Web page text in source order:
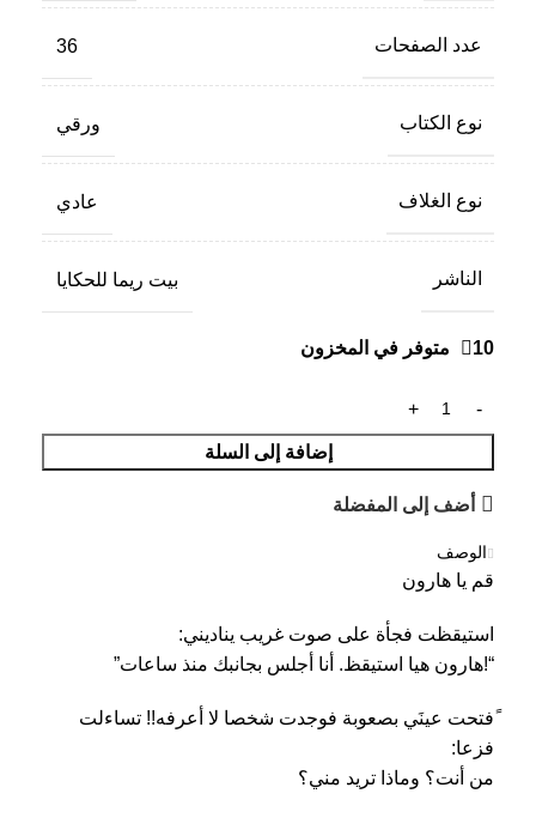
عدد الصفحات 36
نوع الكتاب ورقي
نوع الغلاف عادي
الناشر بيت ريما للحكايا
10 متوفر في المخزون
إضافة إلى السلة
أضف إلى المفضلة
الوصف
قم يا هارون
استيقظت فجأة على صوت غريب يناديني:
“!هارون هيا استيقظ. أنا أجلس بجانبك منذ ساعات”
ًفتحت عينَي بصعوبة فوجدت شخصا لا أعرفه!! تساءلت
فزعا:
من أنت؟ وماذا تريد مني؟